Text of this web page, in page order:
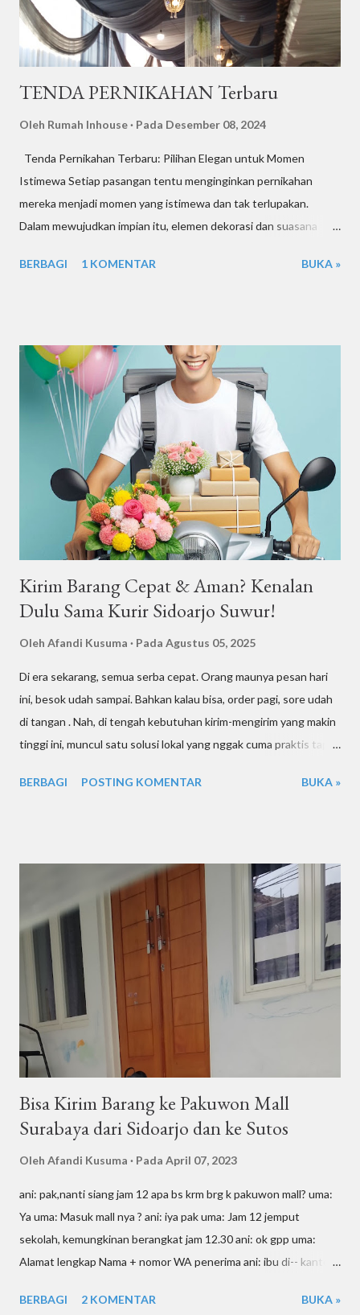
TENDA PERNIKAHAN Terbaru
Oleh Rumah Inhouse Pada Desember 08, 2024
Tenda Pernikahan Terbaru: Pilihan Elegan untuk Momen
Istimewa Setiap pasangan tentu menginginkan pernikahan
mereka menjadi momen yang istimewa dan tak terlupakan.
Dalam mewujudkan impian itu, elemen dekorasi dan suasana
satu elemen kunci yang mampu menghadirkan suasana elegan
sederhana hingga pesta mewah. Artikel ini akan membahas
inspirasi tenda pernikahan terbaru, variasi harganya, serta
bagaimana Tenda Suwur bisa membantu Anda menciptakan
momen sempurna. Mengapa Memilih Tenda Pernikahan? Tenda
pernikahan memberikan solusi praktis untuk berbagai tantangan
lokasi dan cuaca. Dari hujan hingga teriknya matahari, tenda
mampu menjaga kenyamanan tamu selama acara berlangsung.
Namun, keunggulan tenda pernikahan tidak hanya berhenti pada
fungsinya....
BERBAGI 1 KOMENTAR BUKA »
Kirim Barang Cepat & Aman? Kenalan
Dulu Sama Kurir Sidoarjo Suwur!
Oleh Afandi Kusuma Pada Agustus 05, 2025
Di era sekarang, semua serba cepat. Orang maunya pesan hari
ini, besok udah sampai. Bahkan kalau bisa, order pagi, sore udah
di tangan . Nah, di tengah kebutuhan kirim-mengirim yang makin
tinggi ini, muncul satu solusi lokal yang nggak cuma praktis tapi
atau punya usaha di Sidoarjo dan sekitarnya, wajib banget tahu
tentang layanan Kurir Sidoarjo , kenapa penting banget punya
mitra kirim lokal, jenis layanan yang bisa kamu pakai, sampai tips
memilih kurir yang tepat buat kebutuhan kamu. Yuk, simak
sampai tuntas! Kenapa Layanan Kurir Lokal Itu Penting? Saat
kamu punya barang yang harus dikirim cepat—entah ke
customer, teman, atau keluarga—kamu pasti mikir dua hal:
“Gimana caranya cepat sampai?” dan “Jangan mahal-mahal,
dong!” Nah, di...
BERBAGI POSTING KOMENTAR BUKA »
Bisa Kirim Barang ke Pakuwon Mall
Surabaya dari Sidoarjo dan ke Sutos
Oleh Afandi Kusuma Pada April 07, 2023
ani: pak,nanti siang jam 12 apa bs krm brg k pakuwon mall? uma:
Ya uma: Masuk mall nya ? ani: iya pak uma: Jam 12 jemput
sekolah, kemungkinan berangkat jam 12.30 ani: ok gpp uma:
Alamat lengkap Nama + nomor WA penerima ani: ibu di-- kantor
ani: brp pak? uma: 50 ya ani: g 45 pak? uma: Ya, Parkir nya 5rb
BERBAGI 2 KOMENTAR BUKA »